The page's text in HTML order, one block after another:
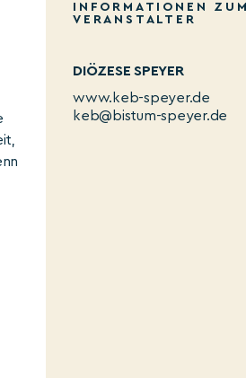
INFORMATIONEN ZUM
VERANSTALTER
DIÖZESE SPEYER
www.keb-speyer.de
keb@bistum-speyer.de